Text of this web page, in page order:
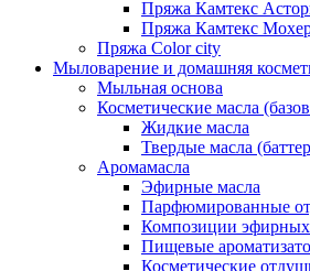
Пряжа Камтекс
Пряжа Камтекс
Пряжа Color city
Мыловарение и домашняя
Мыльная основа
Косметические масла
Жидкие масла
Твердые масла
Аромамасла
Эфирные масла
Парфюмированные
Композиции эфирных
Пищевые
Косметические